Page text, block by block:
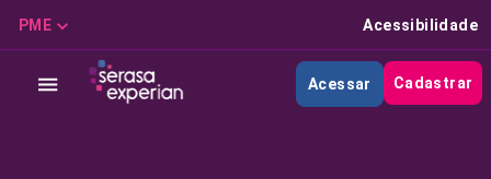
PME Acessibilidade
Acessar Cadastrar